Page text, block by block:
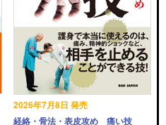
2026年7月8日 発売
経絡・骨法・表皮攻め 痛い技